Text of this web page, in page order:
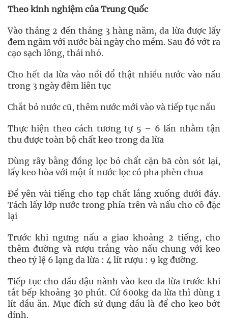
Theo kinh nghiệm của Trung Quốc
Vào tháng 2 đến tháng 3 hàng năm, da lừa được lấy
đem ngâm với nước bài ngày cho mềm. Sau đó vớt ra
cạo sạch lông, thái nhỏ.
Cho hết da lừa vào nồi đổ thật nhiều nước vào nấu
trong 3 ngày đêm liên tục
Chắt bỏ nước cũ, thêm nước mới vào và tiếp tục nấu
Thực hiện theo cách tương tự 5 – 6 lần nhằm tận
thu được toàn bộ chất keo trong da lừa
Dùng rây bằng đồng lọc bỏ chất cặn bã còn sót lại,
lấy keo hòa với một ít nước lọc có pha phèn chua
Để yên vài tiếng cho tạp chất lắng xuống dưới đáy.
Tách lấy lớp nước trong phía trên và nấu cho cô đặc
lại
Trước khi ngưng nấu a giao khoảng 2 tiếng, cho
thêm đường và rượu trắng vào nấu chung với keo
theo tỷ lệ 6 lạng da lừa : 4 lít rượu : 9 kg đường.
Tiếp tục cho dầu đậu nành vào keo da lừa trước khi
tắt bếp khoảng 30 phút. Cứ 600kg da lừa thì dùng 1
lít dầu ăn. Mục đích sử dụng dầu là để cho keo bớt
dính.